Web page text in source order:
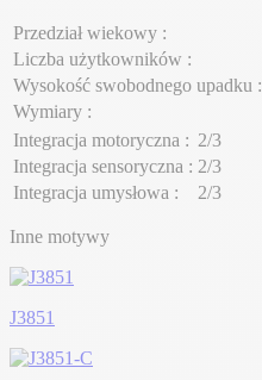
Przedział wiekowy :
Liczba użytkowników :
Wysokość swobodnego upadku :
Wymiary :
Integracja motoryczna : 2/3
Integracja sensoryczna : 2/3
Integracja umysłowa :
2/3
Inne motywy
J3851